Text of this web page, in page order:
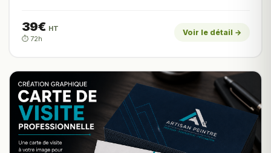
39€ HT
⏱️ 72h
Voir le détail →